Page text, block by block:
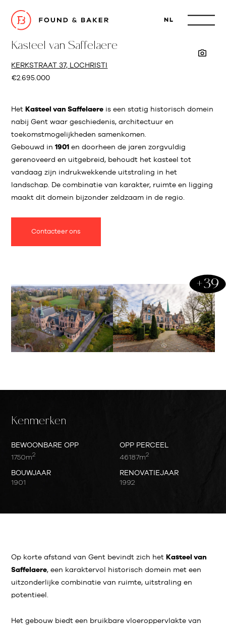
NL
Kasteel van Saffelaere
KERKSTRAAT 37, LOCHRISTI
€2.695.000
Het Kasteel van Saffelaere is een statig historisch domein
nabij Gent waar geschiedenis, architectuur en
toekomstmogelijkheden samenkomen.
Gebouwd in1901 en doorheen de jaren zorgvuldig
gerenoveerd en uitgebreid, behoudt het kasteel tot
vandaag zijn indrukwekkende uitstraling in het
landschap. De combinatie van karakter, ruimte en ligging
maakt dit domein bijzonder zeldzaam in de regio.
Contacteer ons
+39
Kenmerken
BEWOONBARE OPP
1750m2
OPP PERCEEL
46187m2
BOUWJAAR
1901
RENOVATIEJAAR
1992
Op korte afstand van Gent bevindt zich het Kasteel van
Saffelaere, een karaktervol historisch domein met een
uitzonderlijke combinatie van ruimte, uitstraling en
potentieel.
Het gebouw biedt een bruikbare vloeroppervlakte van